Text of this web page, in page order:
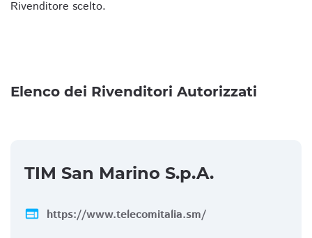
Rivenditore scelto.
Elenco dei Rivenditori Autorizzati
TIM San Marino S.p.A.
web https://www.telecomitalia.sm/